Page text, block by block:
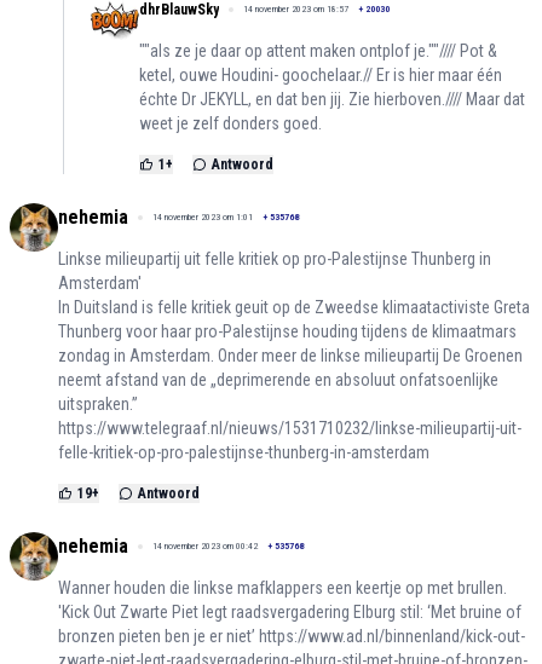
dhrBlauwSky 14 november 2023 om 18:57 + 20030
""als ze je daar op attent maken ontplof je.""//// Pot &
ketel, ouwe Houdini- goochelaar.// Er is hier maar één
échte Dr JEKYLL, en dat ben jij. Zie hierboven.//// Maar dat
weet je zelf donders goed.
1 + Antwoord
nehemia 14 november 2023 om 1:01 + 535768
Linkse milieupartij uit felle kritiek op pro-Palestijnse Thunberg in
Amsterdam'
In Duitsland is felle kritiek geuit op de Zweedse klimaatactiviste Greta
Thunberg voor haar pro-Palestijnse houding tijdens de klimaatmars
zondag in Amsterdam. Onder meer de linkse milieupartij De Groenen
neemt afstand van de „deprimerende en absoluut onfatsoenlijke
uitspraken.”
https://www.telegraaf.nl/nieuws/1531710232/linkse-milieupartij-uit-
felle-kritiek-op-pro-palestijnse-thunberg-in-amsterdam
19+ Antwoord
nehemia 14 november 2023 om 00:42 + 535768
Wanner houden die linkse mafklappers een keertje op met brullen.
'Kick Out Zwarte Piet legt raadsvergadering Elburg stil: ‘Met bruine of
bronzen pieten ben je er niet’ https://www.ad.nl/binnenland/kick-out-